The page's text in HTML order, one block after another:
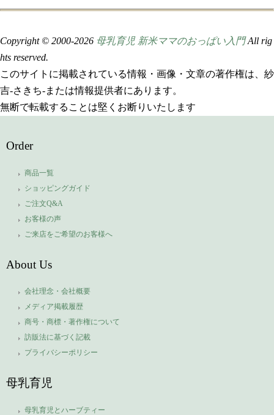
Copyright © 2000-2026 母乳育児 新米ママのおっぱい入門All rig
hts reserved.
このサイトに掲載されている情報・画像・文章の著作権は、紗
吉-さきち-または情報提供者にあります。
無断で転載することは堅くお断りいたします
Order
商品一覧
ショッピングガイド
ご注文Q&A
お客様の声
ご来店をご希望のお客様へ
About Us
会社理念・会社概要
メディア掲載履歴
商号・商標・著作権について
訪販法に基づく記載
プライバシーポリシー
母乳育児
母乳育児とハーブティー